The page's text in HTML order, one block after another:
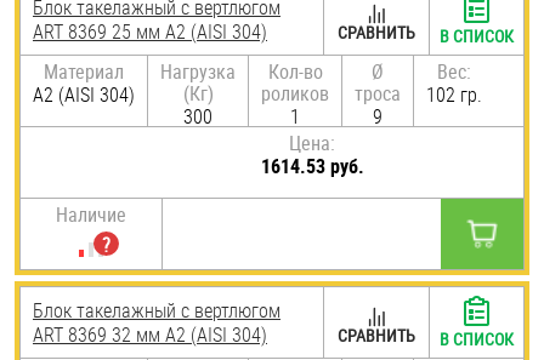
Блок такелажный с вертлюгом
ART 8369 25 мм А2 (AISI 304)
Материал
А2 (AISI 304)
Нагрузка
(Кг)
300
Кол-во
роликов
1
Ø
троса
9
Вес:
102 гр.
Цена:
1614.53 руб.
Наличие
СРАВНИТЬ В СПИСОК
Блок такелажный с вертлюгом
ART 8369 32 мм А2 (AISI 304)
СРАВНИТЬ В СПИСОК